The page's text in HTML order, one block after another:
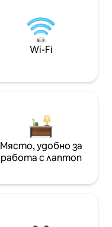
Wi-Fi
Място, удобно за
работа с лаптоп